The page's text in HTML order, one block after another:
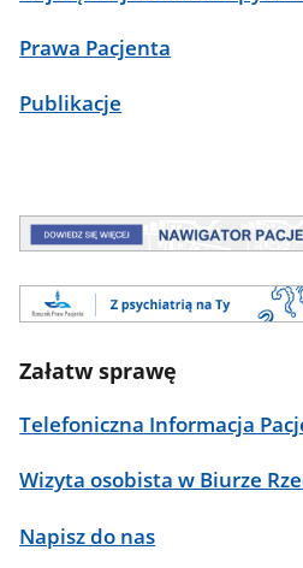
Prawa Pacjenta
Publikacje
Załatw sprawę
Telefoniczna Informacja
Wizyta osobista w Biurze
Napisz do nas